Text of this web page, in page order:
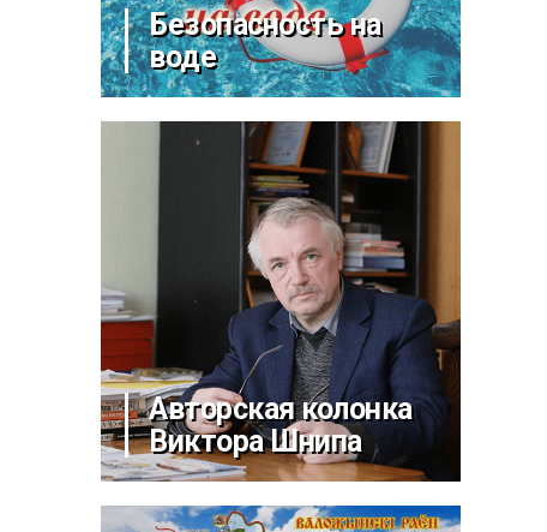
Безопасность на
воде
Авторская колонка
Виктора Шнипа